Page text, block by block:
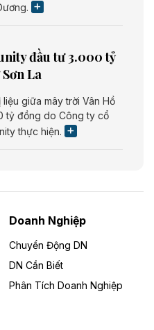
đầu tư 3.000 tỷ
La
giữa mây trời Vân Hồ
tỷ đồng do Công ty cổ
thực hiện.
điện Bắc Giang do
trường Bắc Giang làm
‘hệ sinh thái’
Doanh Nghiệp
Chuyển Động DN
DN Cần Biết
Phân Tích Doanh Nghiệp